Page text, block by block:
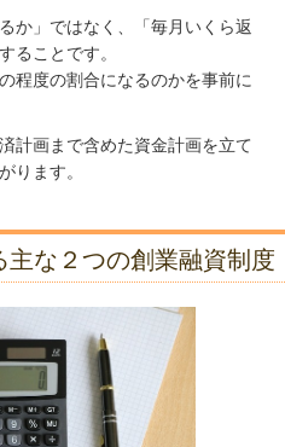
か」ではなく、「毎月いくら返
ることです。
程度の割合になるのかを事前に
計画まで含めた資金計画を立て
ります。
な２つの創業融資制度